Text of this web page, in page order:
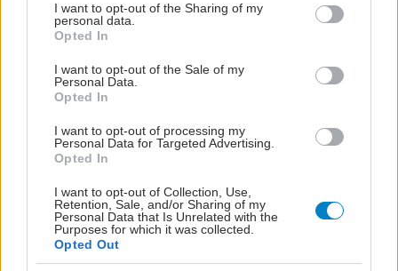
not limited to your visit or usage behaviour. You may click to
grant or deny consent to Google and its third-party tags to
use your data for below specified purposes in below Google
consent section.
I want to opt-out of the Sharing of my
personal data.
Opted In
I want to opt-out of the Sale of my
Personal Data.
Opted In
I want to opt-out of processing my
Personal Data for Targeted Advertising.
Opted In
I want to opt-out of Collection, Use,
Retention, Sale, and/or Sharing of my
Personal Data that Is Unrelated with the
Purposes for which it was collected.
Opted Out